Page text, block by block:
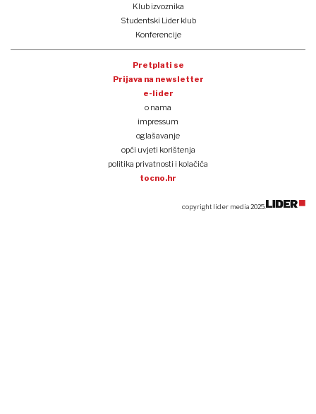
Klub izvoznika
Studentski Lider klub
Konferencije
Pretplati se
Prijava na newsletter
e-lider
o nama
impressum
oglašavanje
opći uvjeti korištenja
politika privatnosti i kolačića
tocno.hr
copyright lider media 2025.